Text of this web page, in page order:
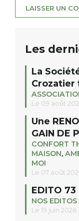
Les
La
Crozatier
Le 09 août
Une
GAIN DE
CONFORT
MAISON,
MOI
Le 07 août
EDITO
NOS EDITOS
Le 19 juin 2026